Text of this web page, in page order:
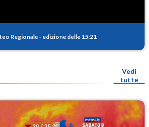
Regionale - edizione delle 15:21
Vedi
tutte